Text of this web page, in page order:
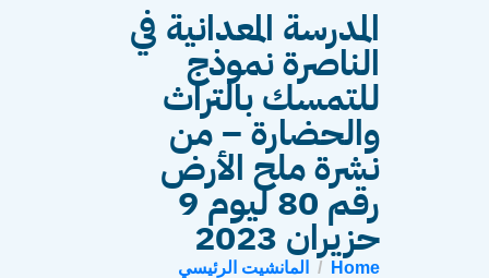
المدرسة المعدانية في
الناصرة نموذج
للتمسك بالتراث
والحضارة – من
نشرة ملح الأرض
رقم 80 ليوم 9
حزيران 2023
Home
المانشيت الرئيسي